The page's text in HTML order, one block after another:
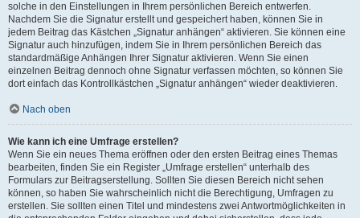
solche in den Einstellungen in Ihrem persönlichen Bereich entwerfen.
Nachdem Sie die Signatur erstellt und gespeichert haben, können Sie in
jedem Beitrag das Kästchen „Signatur anhängen“ aktivieren. Sie können eine
Signatur auch hinzufügen, indem Sie in Ihrem persönlichen Bereich das
standardmäßige Anhängen Ihrer Signatur aktivieren. Wenn Sie einen
einzelnen Beitrag dennoch ohne Signatur verfassen möchten, so können Sie
dort einfach das Kontrollkästchen „Signatur anhängen“ wieder deaktivieren.
Nach oben
Wie kann ich eine Umfrage erstellen?
Wenn Sie ein neues Thema eröffnen oder den ersten Beitrag eines Themas
bearbeiten, finden Sie ein Register „Umfrage erstellen“ unterhalb des
Formulars zur Beitragserstellung. Sollten Sie diesen Bereich nicht sehen
können, so haben Sie wahrscheinlich nicht die Berechtigung, Umfragen zu
erstellen. Sie sollten einen Titel und mindestens zwei Antwortmöglichkeiten in